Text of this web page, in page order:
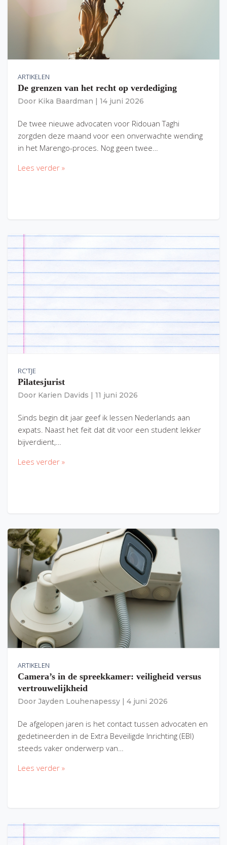
ARTIKELEN
De grenzen van het recht op verdediging
Door Kika Baardman 14 juni 2026
De twee nieuwe advocaten voor Ridouan Taghi
zorgden deze maand voor een onverwachte wending
in het Marengo-proces. Nog geen twee…
Lees verder »
RC'TJE
Pilatesjurist
Door Karien Davids 11 juni 2026
Sinds begin dit jaar geef ik lessen Nederlands aan
expats. Naast het feit dat dit voor een student lekker
bijverdient,…
Lees verder »
ARTIKELEN
Camera’s in de spreekkamer: veiligheid versus
vertrouwelijkheid
Door Jayden Louhenapessy 4 juni 2026
De afgelopen jaren is het contact tussen advocaten en
gedetineerden in de Extra Beveiligde Inrichting (EBI)
steeds vaker onderwerp van…
Lees verder »